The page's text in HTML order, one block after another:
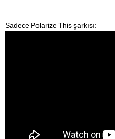
Sadece Polarize This şarkısı: